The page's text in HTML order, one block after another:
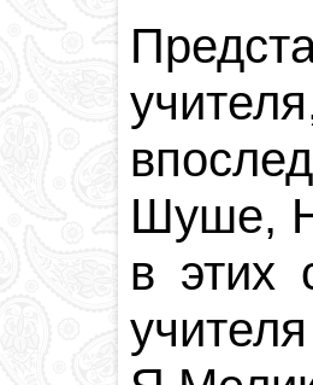
Шуше,
в этих